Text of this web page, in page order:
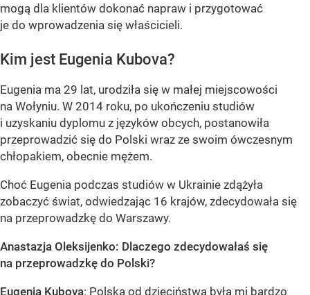
mogą dla klientów dokonać napraw i przygotować
je do wprowadzenia się właścicieli.
Kim jest Eugenia Kubova?
Eugenia ma 29 lat, urodziła się w małej miejscowości
na Wołyniu. W 2014 roku, po ukończeniu studiów
i uzyskaniu dyplomu z języków obcych, postanowiła
przeprowadzić się do Polski wraz ze swoim ówczesnym
chłopakiem, obecnie mężem.
Choć Eugenia podczas studiów w Ukrainie zdążyła
zobaczyć świat, odwiedzając 16 krajów, zdecydowała się
na przeprowadzkę do Warszawy.
Anastazja Oleksijenko: Dlaczego zdecydowałaś się
na przeprowadzkę do Polski?
Eugenia Kubova: Polska od dzieciństwa była mi bardzo